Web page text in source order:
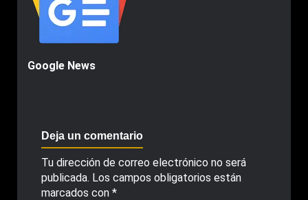
Google News
Deja un comentario
Tu dirección de correo electrónico no será
publicada. Los campos obligatorios están
marcados con *